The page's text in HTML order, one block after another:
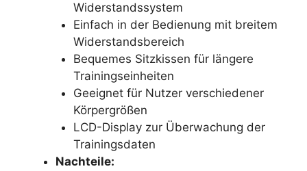
Widerstandssystem
Einfach in der Bedienung mit breitem
Widerstandsbereich
Bequemes Sitzkissen für längere
Trainingseinheiten
Geeignet für Nutzer verschiedener
Körpergrößen
LCD-Display zur Überwachung der
Trainingsdaten
Nachteile: